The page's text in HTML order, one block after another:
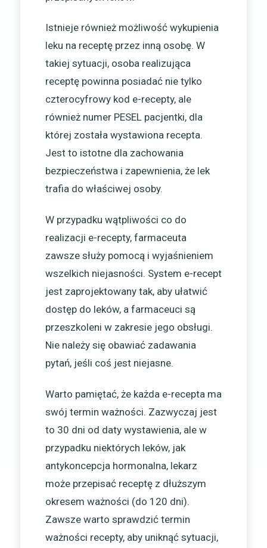
Istnieje również możliwość wykupienia
leku na receptę przez inną osobę. W
takiej sytuacji, osoba realizująca
receptę powinna posiadać nie tylko
czterocyfrowy kod e-recepty, ale
również numer PESEL pacjentki, dla
której została wystawiona recepta.
Jest to istotne dla zachowania
bezpieczeństwa i zapewnienia, że lek
trafia do właściwej osoby.
W przypadku wątpliwości co do
realizacji e-recepty, farmaceuta
zawsze służy pomocą i wyjaśnieniem
wszelkich niejasności. System e-recept
jest zaprojektowany tak, aby ułatwić
dostęp do leków, a farmaceuci są
przeszkoleni w zakresie jego obsługi.
Nie należy się obawiać zadawania
pytań, jeśli coś jest niejasne.
Warto pamiętać, że każda e-recepta ma
swój termin ważności. Zazwyczaj jest
to 30 dni od daty wystawienia, ale w
przypadku niektórych leków, jak
antykoncepcja hormonalna, lekarz
może przepisać receptę z dłuższym
okresem ważności (do 120 dni).
Zawsze warto sprawdzić termin
ważności recepty, aby uniknąć sytuacji,